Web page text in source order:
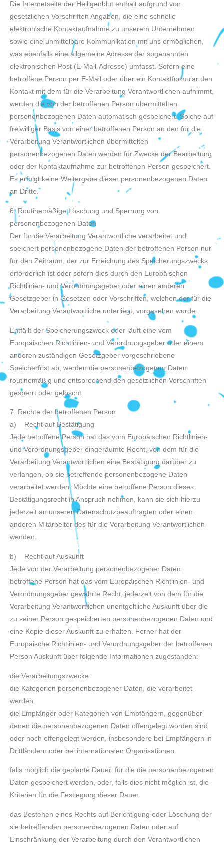
Die Internetseite der Heiligenblut enthält aufgrund von
gesetzlichen Vorschriften Angaben, die eine schnelle
elektronische Kontaktaufnahme zu unserem Unternehmen
sowie eine unmittelbare Kommunikation mit uns ermöglichen,
was ebenfalls eine allgemeine Adresse der sogenannten
elektronischen Post (E-Mail-Adresse) umfasst. Sofern eine
betroffene Person per E-Mail oder über ein Kontaktformular den
Kontakt mit dem für die Verarbeitung Verantwortlichen aufnimmt,
werden die von der betroffenen Person übermittelten
personenbezogenen Daten automatisch gespeichert. Solche auf
freiwilliger Basis von einer betroffenen Person an den für die
Verarbeitung Verantwortlichen übermittelten
personenbezogenen Daten werden für Zwecke der Bearbeitung
oder der Kontaktaufnahme zur betroffenen Person gespeichert.
Es erfolgt keine Weitergabe dieser personenbezogenen Daten
an Dritte.
6. Routinemäßige Löschung und Sperrung von
personenbezogenen Daten
Der für die Verarbeitung Verantwortliche verarbeitet und
speichert personenbezogene Daten der betroffenen Person nur
für den Zeitraum, der zur Erreichung des Speicherungszwecks
erforderlich ist oder sofern dies durch den Europäischen
Richtlinien- und Verordnungsgeber oder einen anderen
Gesetzgeber in Gesetzen oder Vorschriften, welchen der für die
Verarbeitung Verantwortliche unterliegt, vorgesehen wurde.
Entfällt der Speicherungszweck oder läuft eine vom
Europäischen Richtlinien- und Verordnungsgeber oder einem
anderen zuständigen Gesetzgeber vorgeschriebene
Speicherfrist ab, werden die personenbezogenen Daten
routinemäßig und entsprechend den gesetzlichen Vorschriften
gesperrt oder gelöscht.
7. Rechte der betroffenen Person
a) Recht auf Bestätigung
Jede betroffene Person hat das vom Europäischen Richtlinien-
und Verordnungsgeber eingeräumte Recht, von dem für die
Verarbeitung Verantwortlichen eine Bestätigung darüber zu
verlangen, ob sie betreffende personenbezogene Daten
verarbeitet werden. Möchte eine betroffene Person dieses
Bestätigungsrecht in Anspruch nehmen, kann sie sich hierzu
jederzeit an unseren Datenschutzbeauftragten oder einen
anderen Mitarbeiter des für die Verarbeitung Verantwortlichen
wenden.
b) Recht auf Auskunft
Jede von der Verarbeitung personenbezogener Daten
betroffene Person hat das vom Europäischen Richtlinien- und
Verordnungsgeber gewährte Recht, jederzeit von dem für die
Verarbeitung Verantwortlichen unentgeltliche Auskunft über die
zu seiner Person gespeicherten personenbezogenen Daten und
eine Kopie dieser Auskunft zu erhalten. Ferner hat der
Europäische Richtlinien- und Verordnungsgeber der betroffenen
Person Auskunft über folgende Informationen zugestanden:
die Verarbeitungszwecke
die Kategorien personenbezogener Daten, die verarbeitet
werden
die Empfänger oder Kategorien von Empfängern, gegenüber
denen die personenbezogenen Daten offengelegt worden sind
oder noch offengelegt werden, insbesondere bei Empfängern in
Drittländern oder bei internationalen Organisationen
falls möglich die geplante Dauer, für die die personenbezogenen
Daten gespeichert werden, oder, falls dies nicht möglich ist, die
Kriterien für die Festlegung dieser Dauer
das Bestehen eines Rechts auf Berichtigung oder Löschung der
sie betreffenden personenbezogenen Daten oder auf
Einschränkung der Verarbeitung durch den Verantwortlichen